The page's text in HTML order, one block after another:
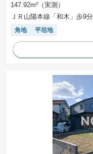
147.92m²（実測）
ＪＲ山陽本線「和木」歩9分
角地 平坦地